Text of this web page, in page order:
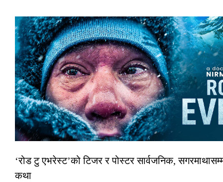
‘रोड टु एभरेस्ट’को टिजर र पोस्टर सार्वजनिक,
कथा